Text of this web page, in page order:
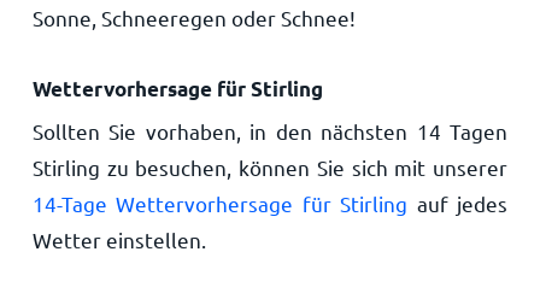
Sonne, Schneeregen oder Schnee!
Wettervorhersage für Stirling
Sollten Sie vorhaben, in den nächsten 14 Tagen
Stirling zu besuchen, können Sie sich mit unserer
14-Tage Wettervorhersage für Stirling auf jedes
Wetter einstellen.